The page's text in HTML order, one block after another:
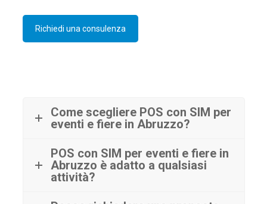
Richiedi una consulenza
Come scegliere POS con SIM per
eventi e fiere in Abruzzo?
POS con SIM per eventi e fiere in
Abruzzo è adatto a qualsiasi
attività?